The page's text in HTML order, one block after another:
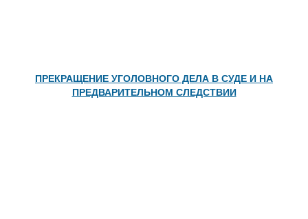
ПРЕКРАЩЕНИЕ УГОЛОВНОГО ДЕЛА В СУДЕ И НА
ПРЕДВАРИТЕЛЬНОМ СЛЕДСТВИИ